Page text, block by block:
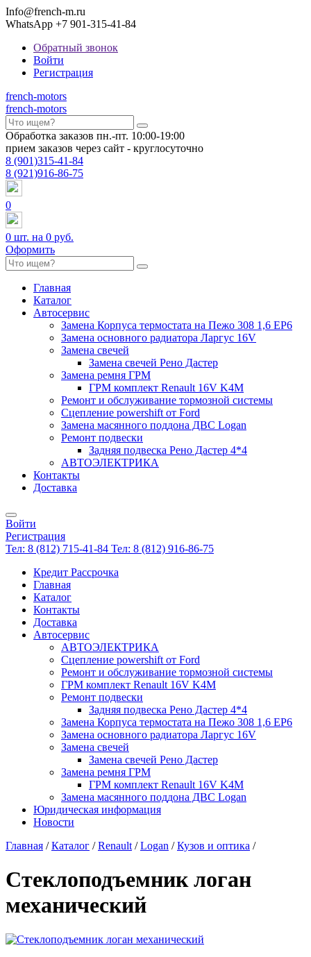
Info@french-m.ru
WhatsApp +7 901-315-41-84
Обратный звонок
Войти
Регистрация
french-motors
french-motors
Обработка заказов пн.-пт. 10:00-19:00
прием заказов через сайт - круглосуточно
8 (901)315-41-84
8 (921)916-86-75
0
0 шт. на 0 руб.
Оформить
Главная
Каталог
Автосервис
Замена Корпуса термостата на Пежо 308 1,6 EP6
Замена основного радиатора Ларгус 16V
Замена свечей
Замена свечей Рено Дастер
Замена ремня ГРМ
ГРМ комплект Renault 16V K4M
Ремонт и обслуживание тормозной системы
Сцепление powershift от Ford
Замена масянного поддона ДВС Logan
Ремонт подвески
Задняя подвеска Рено Дастер 4*4
АВТОЭЛЕКТРИКА
Контакты
Доставка
Войти
Регистрация
Тел: 8 (812) 715-41-84 Тел: 8 (812) 916-86-75
Кредит Рассрочка
Главная
Каталог
Контакты
Доставка
Автосервис
АВТОЭЛЕКТРИКА
Сцепление powershift от Ford
Ремонт и обслуживание тормозной системы
ГРМ комплект Renault 16V K4M
Ремонт подвески
Задняя подвеска Рено Дастер 4*4
Замена Корпуса термостата на Пежо 308 1,6 EP6
Замена основного радиатора Ларгус 16V
Замена свечей
Замена свечей Рено Дастер
Замена ремня ГРМ
ГРМ комплект Renault 16V K4M
Замена масянного поддона ДВС Logan
Юридическая информация
Новости
Главная / Каталог / Renault / Logan / Кузов и оптика /
Стеклоподъемник логан
механический